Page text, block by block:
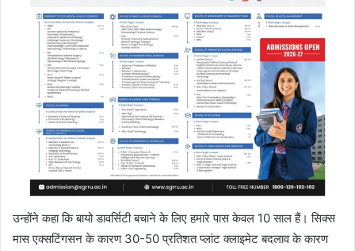
उन्होंने कहा कि बायो डावर्सिटी बचाने के लिए हमारे पास केवल 10 साल हैं। सिक्स
मास एक्सटिंगसन के कारण 30-50 प्रतिशत प्लांट क्लाइमेट बदलाव के कारण